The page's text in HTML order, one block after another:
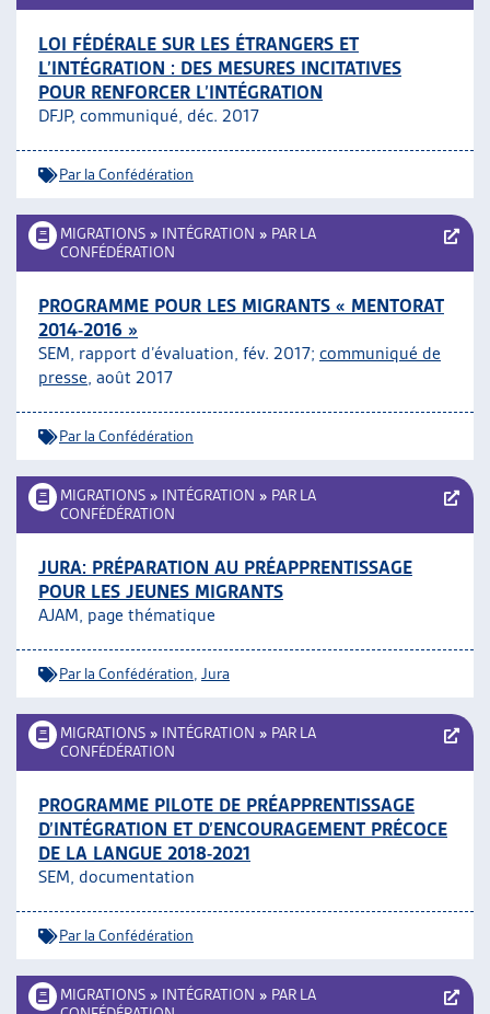
LOI FÉDÉRALE SUR LES ÉTRANGERS ET
L’INTÉGRATION : DES MESURES INCITATIVES
POUR RENFORCER L’INTÉGRATION
DFJP, communiqué, déc. 2017
Par la Confédération
MIGRATIONS » INTÉGRATION » PAR LA
CONFÉDÉRATION
PROGRAMME POUR LES MIGRANTS « MENTORAT
2014-2016 »
SEM, rapport d’évaluation, fév. 2017; communiqué de
presse, août 2017
Par la Confédération
MIGRATIONS » INTÉGRATION » PAR LA
CONFÉDÉRATION
JURA: PRÉPARATION AU PRÉAPPRENTISSAGE
POUR LES JEUNES MIGRANTS
AJAM, page thématique
Par la Confédération Jura
MIGRATIONS » INTÉGRATION » PAR LA
CONFÉDÉRATION
PROGRAMME PILOTE DE PRÉAPPRENTISSAGE
D’INTÉGRATION ET D’ENCOURAGEMENT PRÉCOCE
DE LA LANGUE 2018-2021
SEM, documentation
Par la Confédération
MIGRATIONS » INTÉGRATION » PAR LA